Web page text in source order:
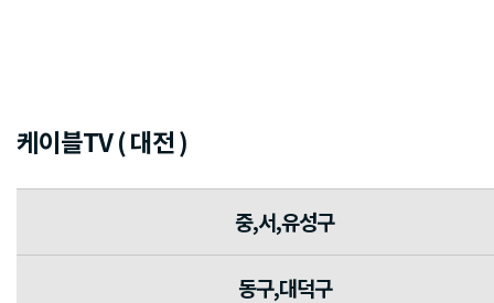
케이블TV ( 대전 )
중,서,유성구
동구,대덕구